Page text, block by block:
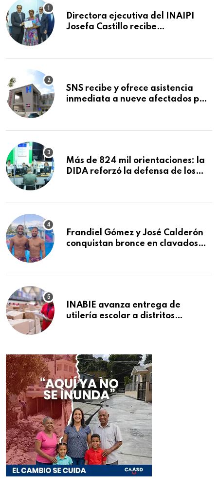
Directora ejecutiva del INAIPI
Josefa Castillo recibe
SNS recibe y ofrece asistencia
inmediata a nueve afectados por
Macorís
Más de 824 mil orientaciones: la
DIDA reforzó la defensa de los
Frandiel Gómez y José Calderón
conquistan bronce en clavados
INABIE avanza entrega de
utilería escolar a distritos